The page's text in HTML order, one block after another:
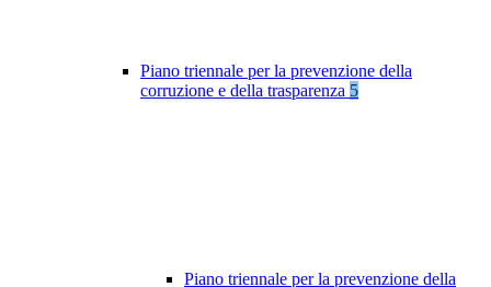
Piano triennale per la prevenzione della
corruzione e della trasparenza 5
Piano triennale per la prevenzione della